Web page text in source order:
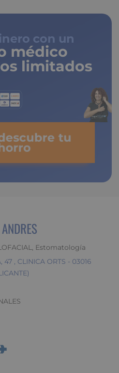
con un
médico
limitados
tu
Estomatología
47 , CLINICA ORTS - 03016